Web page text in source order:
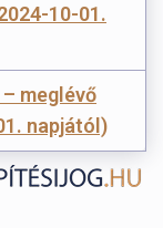
10-01.
meglévő
napjától)